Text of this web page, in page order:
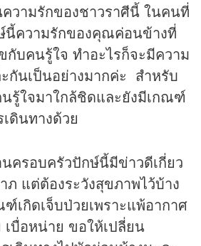
วามรักของชาวราศีนี้ ในคนที่
นี้ความรักของคุณค่อนข้างที่
กับคนรู้ใจ ทำอะไรก็จะมีความ
กันเป็นอย่างมากค่ะ สำหรับ
รู้ใจมาใกล้ชิดและยังมีเกณฑ์
ดินทางด้วย
ครอบครัวปักษ์นี้มีข่าวดีเกี่ยว
ภ แต่ต้องระวังสุขภาพไว้บ้าง
เกิดเจ็บป่วยเพราะแพ้อากาศ
เบื่อหน่าย ขอให้เปลี่ยน